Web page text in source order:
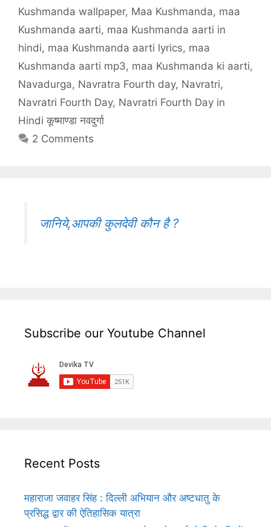
Kushmanda wallpaper, Maa Kushmanda, maa
Kushmanda aarti, maa Kushmanda aarti in
hindi, maa Kushmanda aarti lyrics, maa
Kushmanda aarti mp3, maa Kushmanda ki aarti,
Navadurga, Navratra Fourth day, Navratri,
Navratri Fourth Day, Navratri Fourth Day in
Hindi कूष्माण्डा नवदुर्गा
2 Comments
जानिये,आपकी कुलदेवी कौन है ?
Subscribe our Youtube Channel
Recent Posts
महाराजा जवाहर सिंह : दिल्ली अभियान और अष्टधातु के
प्रसिद्ध द्वार की ऐतिहासिक यात्रा